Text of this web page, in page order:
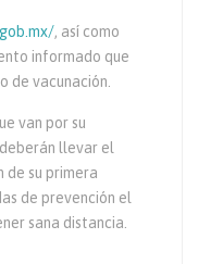
, así como
informado que
de vacunación.
van por su
llevar el
de su primera
de prevención el
sana distancia.